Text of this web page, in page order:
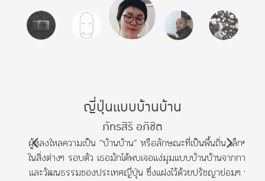
ญี่ปุ่นแบบบ้านบ้าน
ภัทรสิริ อภิชิต
ผู้หลงใหลความเป็น “บ้านบ้าน” หรือลักษณะที่เป็นพื้นถิ่น เล็กๆ แล
ในสิ่งต่างๆ รอบตัว เธอมักได้พบเจอแง่มุมแบบบ้านบ้านจากการเดิ
และวัฒนธรรมของประเทศญี่ปุ่น ซึ่งแฝงไว้ด้วยปรัชญาย่อม